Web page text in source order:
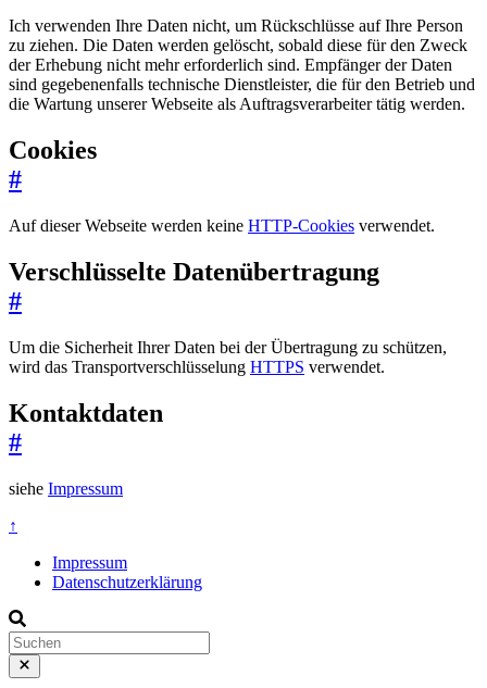
Ich verwenden Ihre Daten nicht, um Rückschlüsse auf Ihre Person
zu ziehen. Die Daten werden gelöscht, sobald diese für den Zweck
der Erhebung nicht mehr erforderlich sind. Empfänger der Daten
sind gegebenenfalls technische Dienstleister, die für den Betrieb und
die Wartung unserer Webseite als Auftragsverarbeiter tätig werden.
Cookies
#
Auf dieser Webseite werden keine HTTP-Cookies verwendet.
Verschlüsselte Datenübertragung
#
Um die Sicherheit Ihrer Daten bei der Übertragung zu schützen,
wird das Transportverschlüsselung HTTPS verwendet.
Kontaktdaten
#
siehe Impressum
↑
Impressum
Datenschutzerklärung